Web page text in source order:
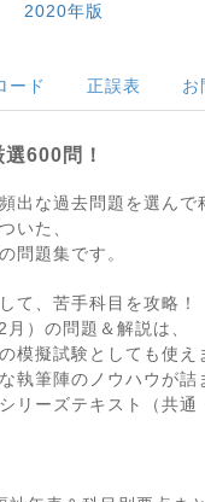
2020年版
ード 正誤表 お
600問！
出な過去問題を選んで
いた、
問題集です。
て、苦手科目を攻略！
）の問題＆解説は、
模擬試験としても使え
執筆陣のノウハウが詰
リーズテキスト（共通